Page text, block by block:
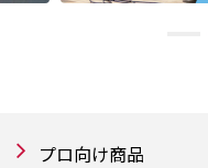
プロ向け商品